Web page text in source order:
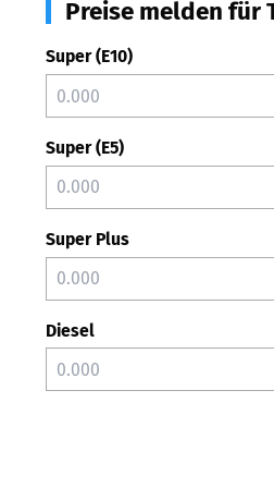
Preise melden für
Super (E10)
Super (E5)
Super Plus
Diesel